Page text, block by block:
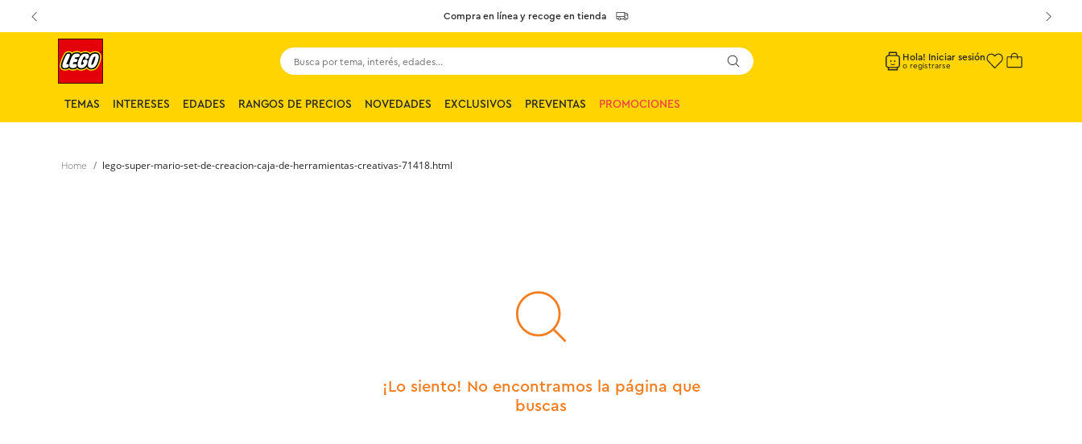
Compra en línea y recoge en tienda
Busca por tema, interés, edades... Hola! Iniciar sesión
TEMAS INTERESES EDADES RANGOS DE PRECIOS NOVEDADES EXCLUSIVOS PREVENTAS PROMOCIONES
lego-super-mario-set-de-creacion-caja-de-herramientas-creativas-71418.html
¡Lo siento! No encontramos la página que
buscas